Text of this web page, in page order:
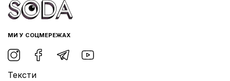
МИ У СОЦМЕРЕЖАХ
Тексти